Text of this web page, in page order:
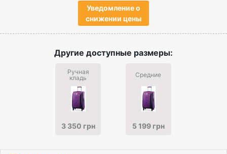
Уведомление о
снижении цены
Другие доступные размеры:
Ручная
кладь
3 350 грн
Средние
5 199 грн